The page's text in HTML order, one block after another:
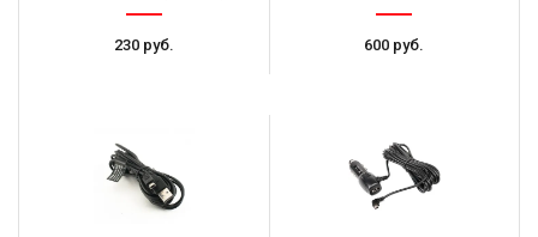
230 руб. 600 руб.